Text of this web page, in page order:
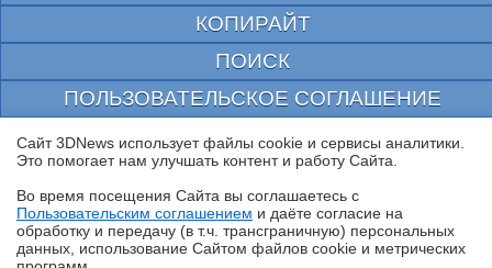
КОПИРАЙТ
ПОИСК
ПОЛЬЗОВАТЕЛЬСКОЕ СОГЛАШЕНИЕ
ЗАЩИЩЕНО CURATOR
© 1997—2026 Электронное периодическое издание "3ДНьюс" | Свидетельство о
выдано Федеральной Службой по надзору за соблюдением законодательства в сфере
массовых коммуникаций и охране культурного наследия
При цитировании документа ссылка на сайт с указанием автора обязательна. Полное
заимствование документа является нарушением
российского и международного законодательства и возможно только с согласия
Сайт 3DNews использует файлы cookie и сервисы аналитики.
Это помогает нам улучшать контент и работу Cайта.
Во время посещения Cайта вы соглашаетесь с
Пользовательским соглашением и даёте согласие на
обработку и передачу (в т.ч. трансграничную) персональных
данных, использование Cайтом файлов cookie и метрических